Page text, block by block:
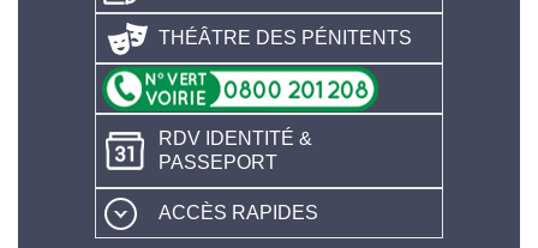
THÉÂTRE DES PÉNITENTS
RDV IDENTITÉ &
PASSEPORT
ACCÈS RAPIDES